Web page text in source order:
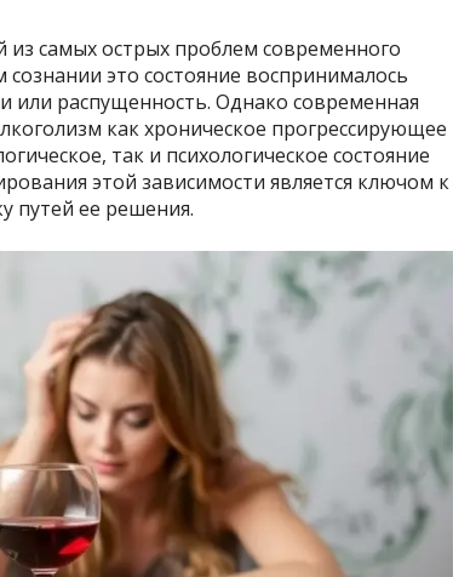
из самых острых проблем современного
это состояние воспринималось
или распущенность. Однако современная
как хроническое прогрессирующее
так и психологическое состояние
этой зависимости является ключом к
путей ее решения.